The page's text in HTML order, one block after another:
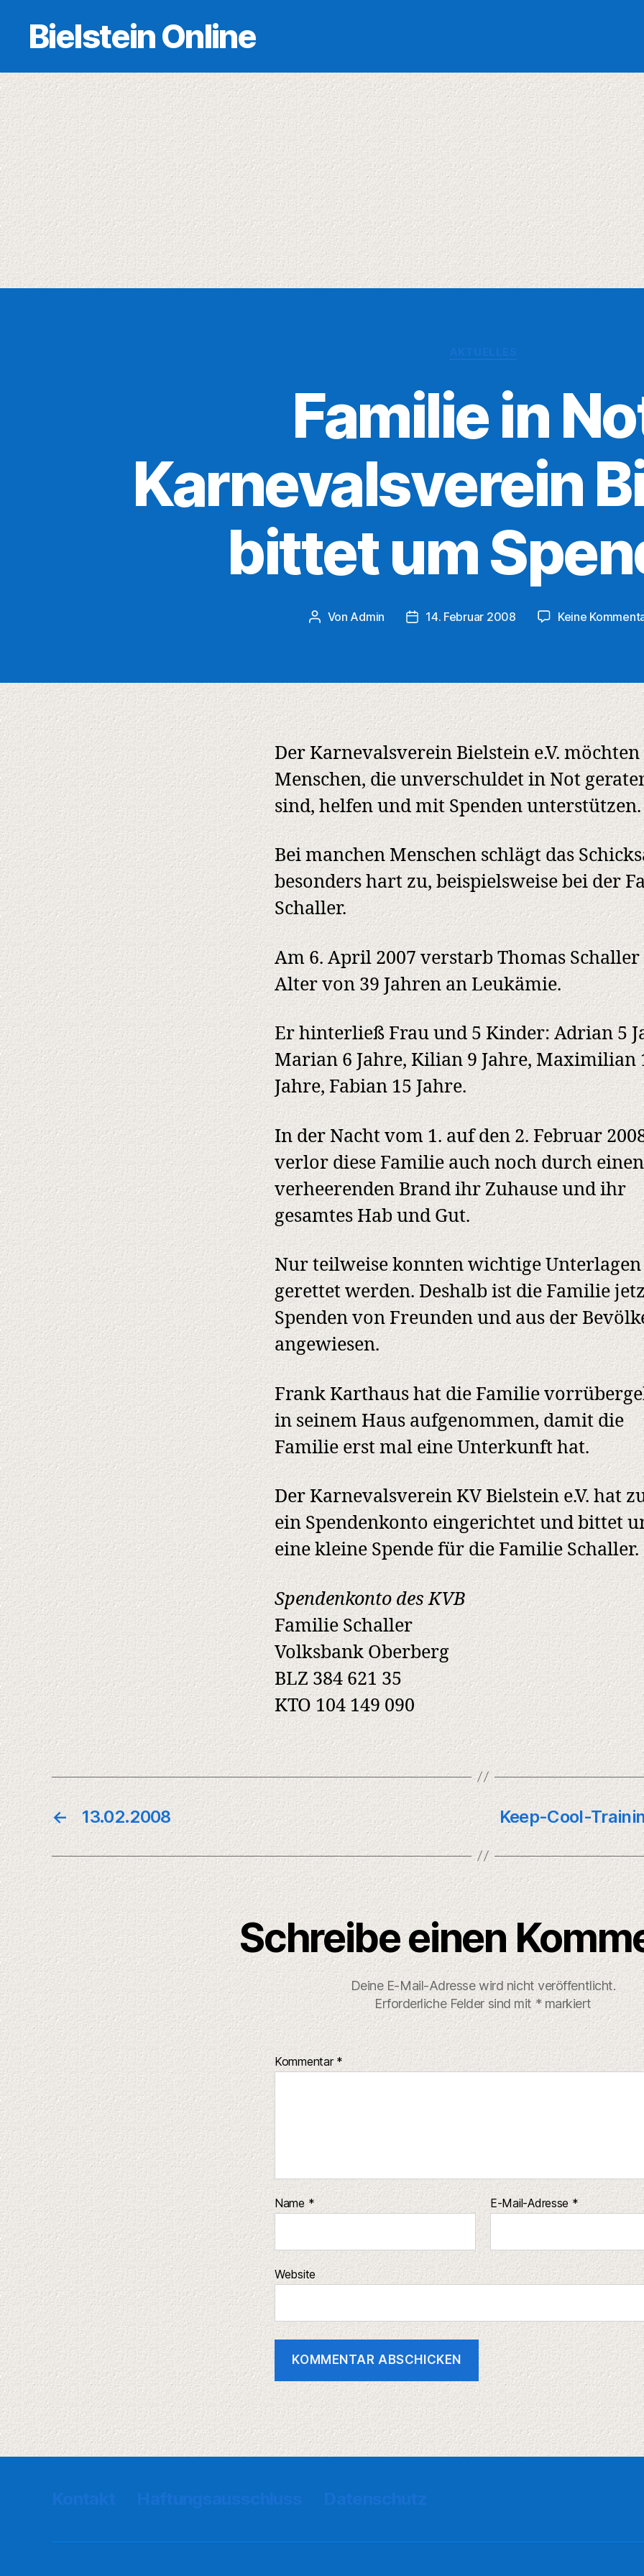
Bielstein Online
Familie in
Karnevalsverein
bittet um
Beitragsautor
Von Admin Veröffentlichungsdatum
14. Februar 2008 Keine
Der Karnevalsverein Bielstein e.V. möchten
Menschen, die unverschuldet in Not
sind, helfen und mit Spenden unterstützen.
Bei manchen Menschen schlägt das
besonders hart zu, beispielsweise bei der
Schaller.
Am 6. April 2007 verstarb Thomas
Alter von 39 Jahren an Leukämie.
Er hinterließ Frau und 5 Kinder: Adrian 5
Marian 6 Jahre, Kilian 9 Jahre, Maximilian
Jahre, Fabian 15 Jahre.
In der Nacht vom 1. auf den 2. Februar
verlor diese Familie auch noch durch einen
verheerenden Brand ihr Zuhause und ihr
gesamtes Hab und Gut.
Nur teilweise konnten wichtige Unterlagen
gerettet werden. Deshalb ist die Familie
Spenden von Freunden und aus der
angewiesen.
Frank Karthaus hat die Familie
in seinem Haus aufgenommen, damit die
Familie erst mal eine Unterkunft hat.
Der Karnevalsverein KV Bielstein e.V. hat
ein Spendenkonto eingerichtet und bittet
eine kleine Spende für die Familie Schaller.
Spendenkonto des KVB
Familie Schaller
Volksbank Oberberg
BLZ 384 621 35
KTO 104 149 090
← 13.02.2008 Keep-Cool-
Schreibe einen
Deine E-Mail-Adresse wird nicht veröffentlicht.
Erforderliche Felder sind mit *markiert
Kommentar *
Name * E-Mail-Adresse *
Website